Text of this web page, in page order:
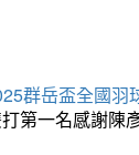
群岳盃全國
第一名感謝陳